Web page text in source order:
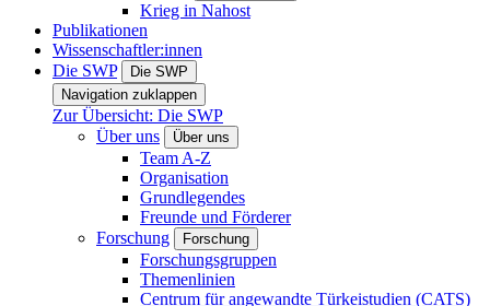
Krieg in Nahost
Publikationen
Wissenschaftler:innen
Die SWP
Die SWP
Navigation zuklappen
Zur Übersicht: Die SWP
Über uns
Über uns
Team A-Z
Organisation
Grundlegendes
Freunde und Förderer
Forschung
Forschung
Forschungsgruppen
Themenlinien
Centrum für angewandte Türkeistudien (CATS)